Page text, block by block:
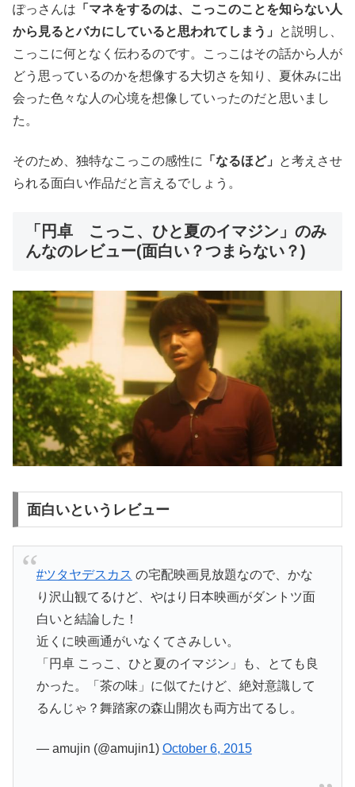
ぽっさんは 「マネをするのは、こっこのことを知らない人
から見るとバカにしていると思われてしまう」
と説明し、
こっこに何となく伝わるのです。こっこはその話から人が
どう思っているのかを想像する大切さを知り、夏休みに出
会った色々な人の心境を想像していったのだと思いまし
た。
そのため、独特なこっこの感性に 「なるほど」
と考えさせ
られる面白い作品だと言えるでしょう。
「円卓 こっこ、ひと夏のイマジン」のみ
んなのレビュー(面白い？つまらない？)
面白いというレビュー
#ツタヤデスカス の宅配映画見放題なので、かな
り沢山観てるけど、やはり日本映画がダントツ面
白いと結論した！
近くに映画通がいなくてさみしい。
「円卓 こっこ、ひと夏のイマジン」も、とても良
かった。「茶の味」に似てたけど、絶対意識して
るんじゃ？舞踏家の森山開次も両方出てるし。
— amujin (@amujin1) October 6, 2015